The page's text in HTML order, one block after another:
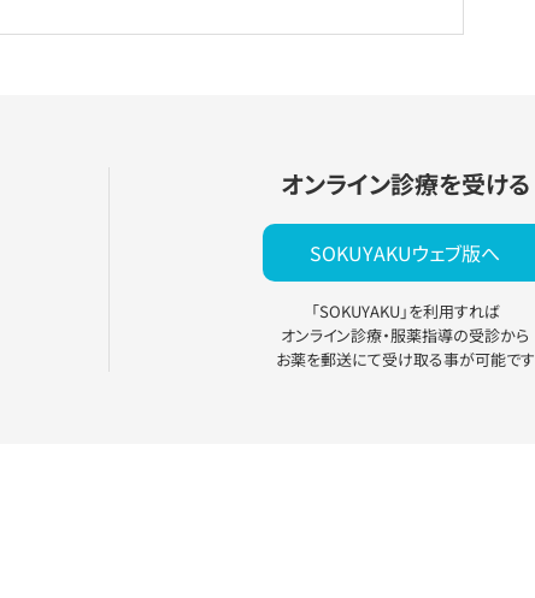
オンライン診療を受ける
SOKUYAKUウェブ版へ
「SOKUYAKU」を利用すれば
オンライン診療・服薬指導の受診から
お薬を郵送にて受け取る事が可能です